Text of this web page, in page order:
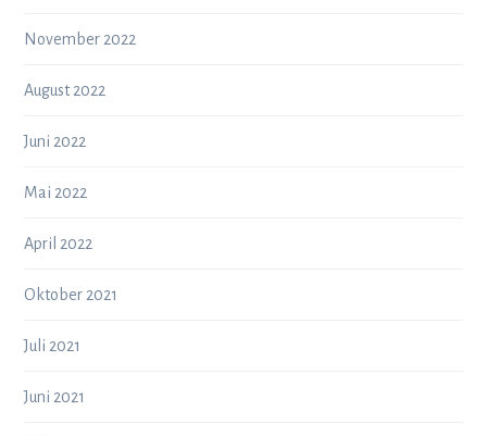
November 2022
August 2022
Juni 2022
Mai 2022
April 2022
Oktober 2021
Juli 2021
Juni 2021